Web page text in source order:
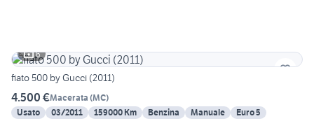
6
fiato 500 by Gucci (2011)
4.500 €Macerata (MC)
Usato
03/2011 159000 Km Benzina Manuale
Euro 5